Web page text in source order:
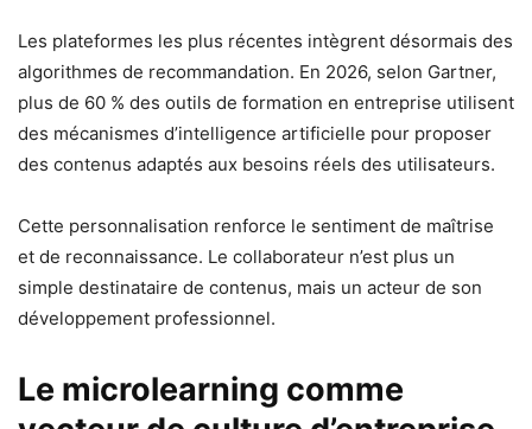
Les plateformes les plus récentes intègrent désormais des
algorithmes de recommandation. En 2026, selon Gartner,
plus de 60 % des outils de formation en entreprise utilisent
des mécanismes d’intelligence artificielle pour proposer
des contenus adaptés aux besoins réels des utilisateurs.
Cette personnalisation renforce le sentiment de maîtrise
et de reconnaissance. Le collaborateur n’est plus un
simple destinataire de contenus, mais un acteur de son
développement professionnel.
Le microlearning comme